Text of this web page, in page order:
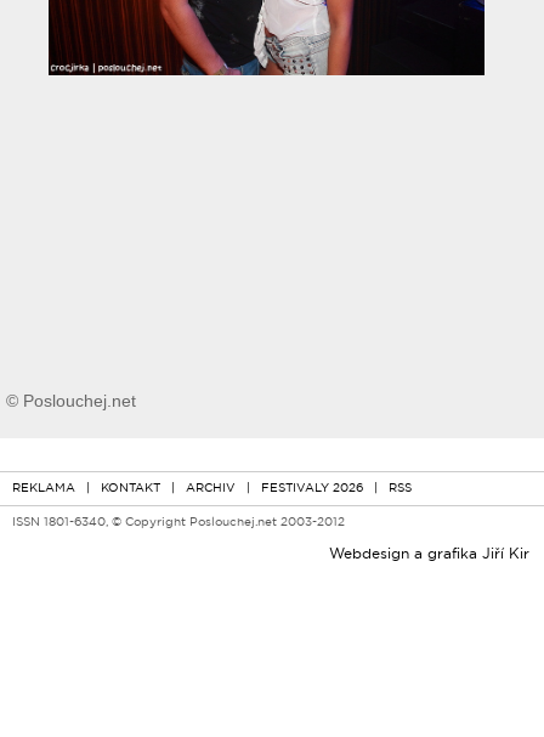
© Poslouchej.net
REKLAMA | KONTAKT | ARCHIV | FESTIVALY 2026 | RSS
ISSN 1801-6340, © Copyright Poslouchej.net 2003-2012
Webdesign a grafika Jiří Kir